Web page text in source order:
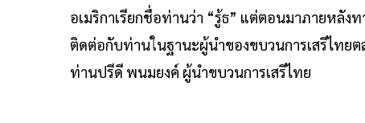
อเมริกาเรียกชื่อท่านว่า “รู้ธ” แต่ตอนมาภายหลัง
ติดต่อกับท่านในฐานะผู้นำของขบวนการเสรีไทย
ท่านปรีดี พนมยงค์ ผู้นำขบวนการเสรีไทย